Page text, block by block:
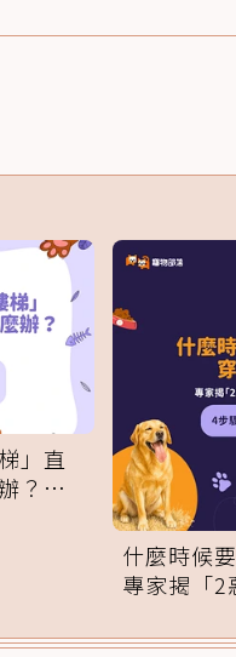
」直
？專
什麼時候
專家揭「2